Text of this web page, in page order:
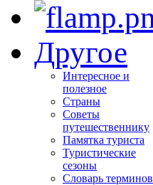
Другое
Интересное и
полезное
Страны
Советы
путешественнику
Памятка туриста
Туристические
сезоны
Словарь терминов